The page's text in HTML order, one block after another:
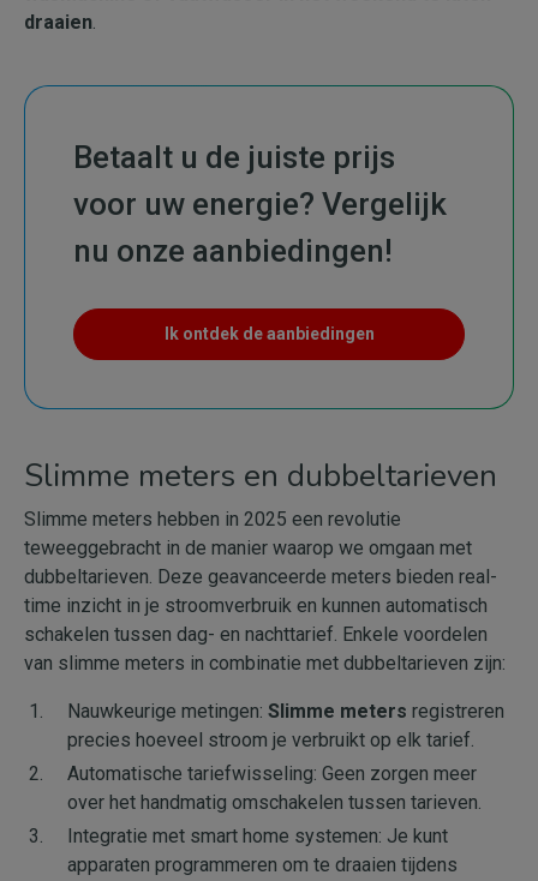
draaien.
Betaalt u de juiste prijs
voor uw energie? Vergelijk
nu onze aanbiedingen!
Ik ontdek de aanbiedingen
Slimme meters en dubbeltarieven
Slimme meters hebben in 2025 een revolutie
teweeggebracht in de manier waarop we omgaan met
dubbeltarieven. Deze geavanceerde meters bieden real-
time inzicht in je stroomverbruik en kunnen automatisch
schakelen tussen dag- en nachttarief. Enkele voordelen
van slimme meters in combinatie met dubbeltarieven zijn:
Nauwkeurige metingen: Slimme meters registreren
precies hoeveel stroom je verbruikt op elk tarief.
Automatische tariefwisseling: Geen zorgen meer
over het handmatig omschakelen tussen tarieven.
Integratie met smart home systemen: Je kunt
apparaten programmeren om te draaien tijdens